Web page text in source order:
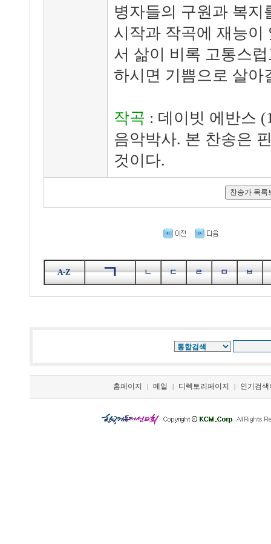
병자들의 구원과 복지
시작과 작곡에 재능이
서 삶이 비록 고통스
하시면 기쁨으로 살아
작곡 : 데이빗 에반스
음악박사. 본 찬송은
것이다.
A-Z ㄱ ㄴ ㄷ ㄹ ㅁ ㅂ
홈페이지 | 메일 | 디렉토리페이지 | 인기검색